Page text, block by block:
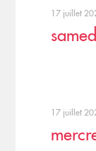
17 juillet
17 juillet